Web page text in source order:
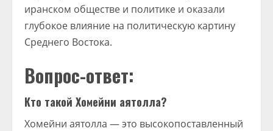
иранском обществе и политике и оказали
глубокое влияние на политическую картину
Среднего Востока.
Вопрос-ответ:
Кто такой Хомейни аятолла?
Хомейни аятолла — это высокопоставленный